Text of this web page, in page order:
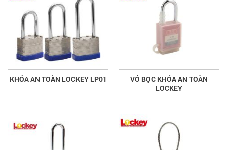
KHÓA AN TOÀN LOCKEY LP01
VỎ BỌC KHÓA AN TOÀN
LOCKEY